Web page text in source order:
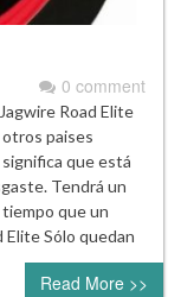
0 comment
Road Elite
paises
que está
Tendrá un
que un
Elite Sólo quedan
Read More >>